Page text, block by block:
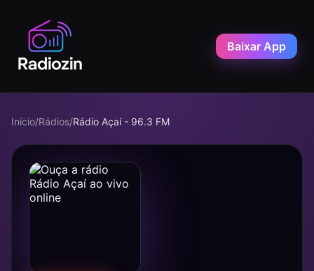
Baixar App
Início/Rádios/Rádio Açaí - 96.3 FM